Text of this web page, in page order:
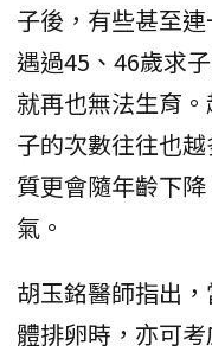
子後，有些甚至
遇過45、46歲求
就再也無法生育
子的次數往往也
質更會隨年齡下
氣。
胡玉銘醫師指出
體排卵時，亦可